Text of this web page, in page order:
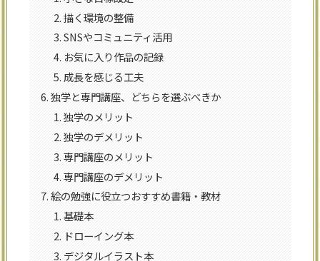
描く環境の整備
SNSやコミュニティ活用
お気に入り作品の記録
成長を感じる工夫
独学と専門講座、どちらを選ぶべきか
独学のメリット
独学のデメリット
専門講座のメリット
専門講座のデメリット
絵の勉強に役立つおすすめ書籍・教材
基礎本
ドローイング本
デジタルイラスト本